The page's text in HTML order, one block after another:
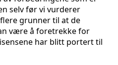
selv før vi vurderer
grunner til at de
være å foretrekke for
har blitt portert til